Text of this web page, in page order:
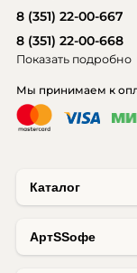
Каталог
AртSSофе
Мы принимаем к
8 (351) 22-00-667
8 (351) 22-00-668
Показать подробно